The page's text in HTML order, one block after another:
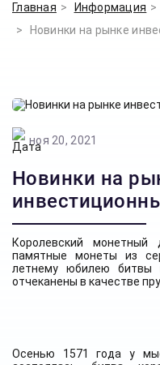
Главная Информация
Новинки на рынке
ноя 20, 2021
Новинки на
Королевский монетный
памятные монеты из
летнему юбилею битвы
отчеканены в качестве
Осенью 1571 года у